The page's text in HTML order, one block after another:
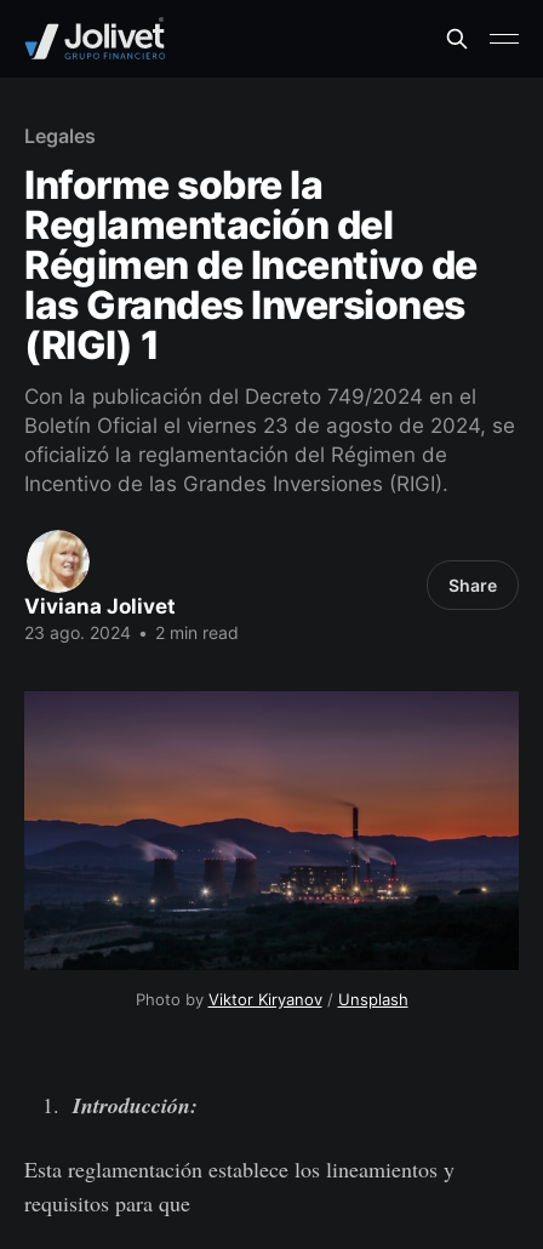
Legales
Informe sobre la
Reglamentación del
Régimen de Incentivo de
las Grandes Inversiones
(RIGI) 1
Con la publicación del Decreto 749/2024 en el
Boletín Oficial el viernes 23 de agosto de 2024, se
oficializó la reglamentación del Régimen de
Incentivo de las Grandes Inversiones (RIGI).
Viviana Jolivet
23 ago. 2024 • 2 min read
Share
Photo by Viktor Kiryanov / Unsplash
Introducción:
Esta reglamentación establece los lineamientos y
requisitos para que